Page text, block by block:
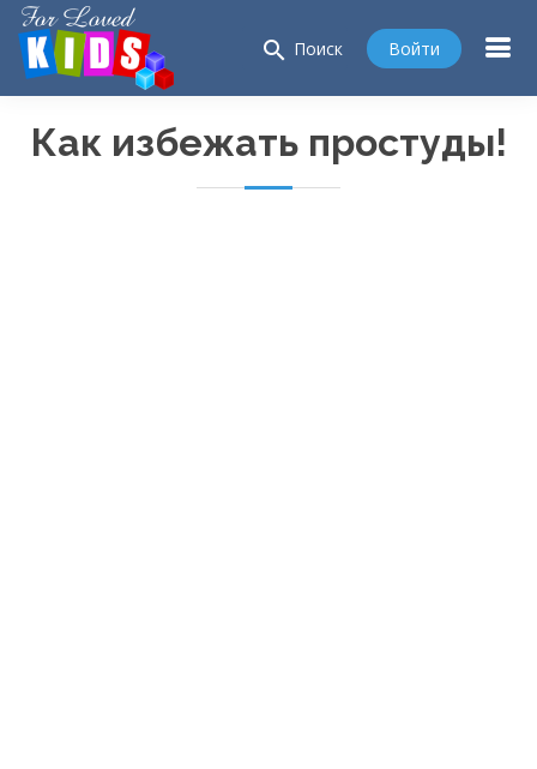
search Поиск Войти
Как избежать простуды!